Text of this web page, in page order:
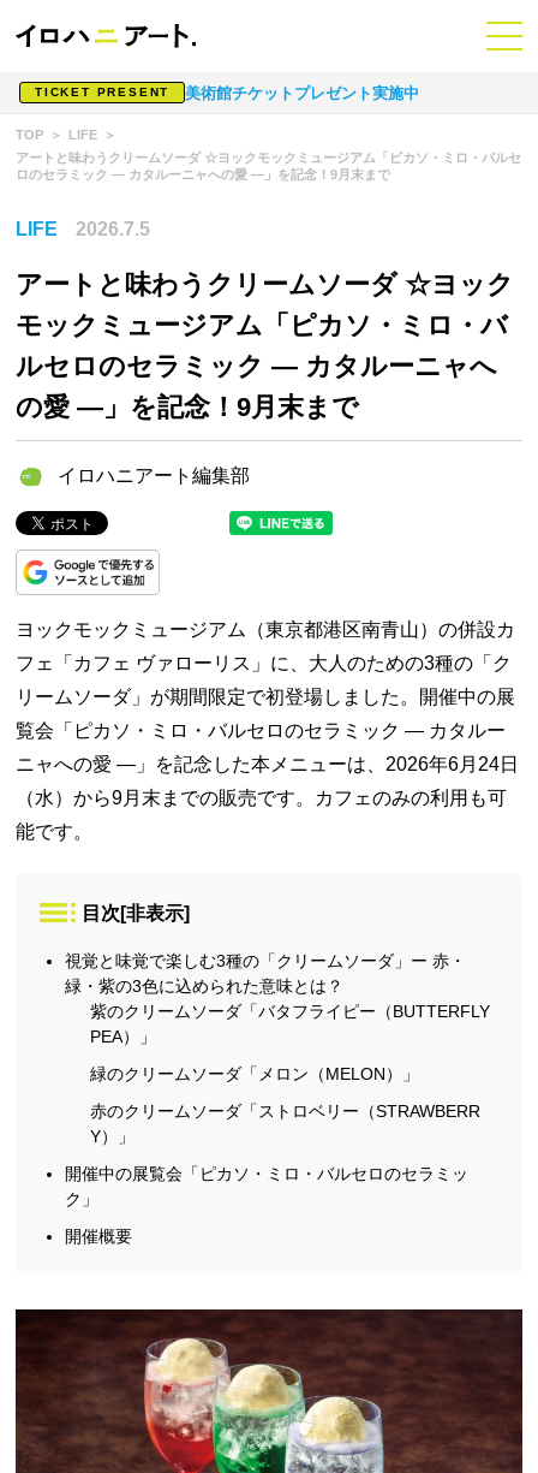
TICKET PRESENT 美術館チケットプレゼント実施中
TOP
LIFE
アートと味わうクリームソーダ ☆ヨックモックミュージアム「ピカソ・ミロ・バルセ
ロのセラミック ― カタルーニャへの愛 ―」を記念！9月末まで
LIFE 2026.7.5
アートと味わうクリームソーダ ☆ヨック
モックミュージアム「ピカソ・ミロ・バ
ルセロのセラミック ― カタルーニャへ
の愛 ―」を記念！9月末まで
イロハニアート編集部
ヨックモックミュージアム（東京都港区南青山）の併設カ
フェ「カフェ ヴァローリス」に、大人のための3種の「ク
リームソーダ」が期間限定で初登場しました。開催中の展
覧会「ピカソ・ミロ・バルセロのセラミック ― カタルー
ニャへの愛 ―」を記念した本メニューは、2026年6月24日
（水）から9月末までの販売です。カフェのみの利用も可
能です。
目次 [非表示]
視覚と味覚で楽しむ3種の「クリームソーダ」ー 赤・
緑・紫の3色に込められた意味とは？
紫のクリームソーダ「バタフライピー（BUTTERFLY
PEA）」
緑のクリームソーダ「メロン（MELON）」
赤のクリームソーダ「ストロベリー（STRAWBERR
Y）」
開催中の展覧会「ピカソ・ミロ・バルセロのセラミッ
ク」
開催概要